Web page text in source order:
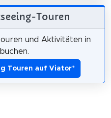
Touren
und Aktivitäten in
Touren auf Viator*